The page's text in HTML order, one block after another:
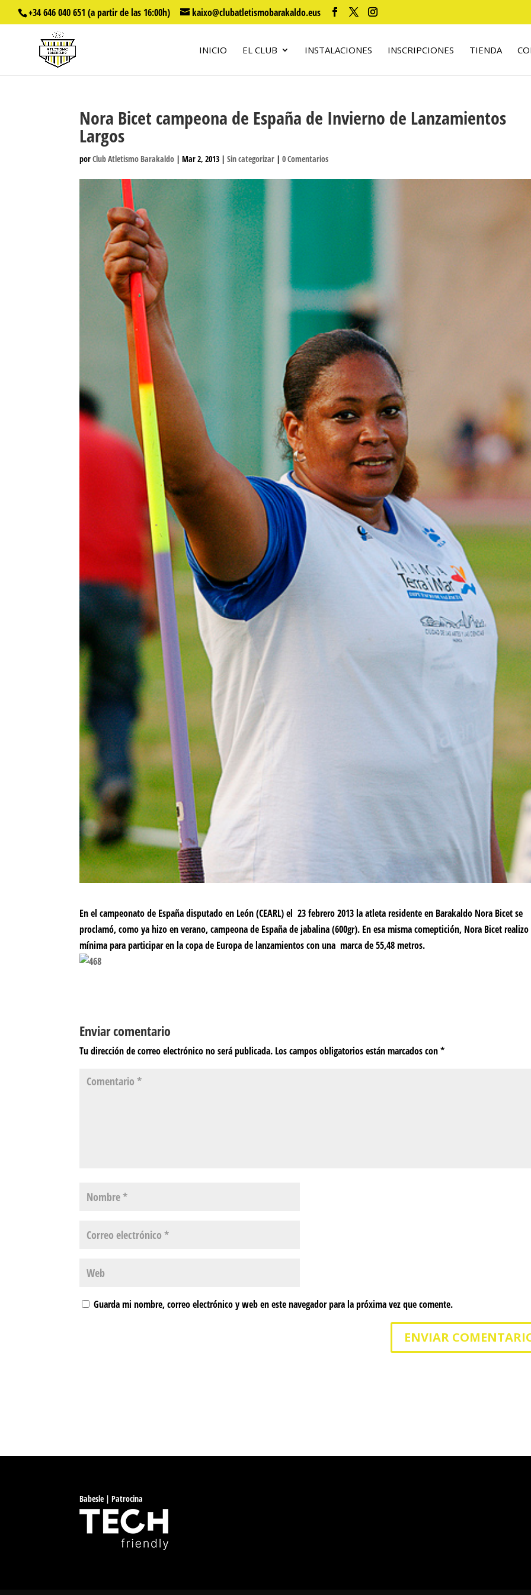
+34 646 040 651 (a partir de las 16:00h) kaixo@clubatletismobarakaldo.eus
INICIO EL CLUB INSTALACIONES INSCRIPCIONES TIENDA
Nora Bicet campeona de España de Invierno de Lanzamientos
Largos
porClub Atletismo Barakaldo |Mar 2, 2013 |Sin categorizar |0 Comentarios
En el campeonato de España disputado en León (CEARL) el 23 febrero 2013 la atleta residente en Barakaldo Nora Bicet se
proclamó, como ya hizo en verano, campeona de España de jabalina (600gr). En esa misma comeptición, Nora Bicet
mínima para participar en la copa de Europa de lanzamientos con una marca de 55,48 metros.
Enviar comentario
Tu dirección de correo electrónico no será publicada. Los campos obligatorios están marcados con*
Guarda mi nombre, correo electrónico y web en este navegador para la próxima vez que comente.
Babesle | Patrocina